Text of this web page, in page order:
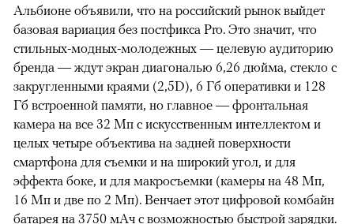
00:00 / 00:00
Альбионе объявили, что на российский рынок выйдет
базовая вариация без постфикса Pro. Это значит, что
стильных-модных-молодежных — целевую аудиторию
бренда — ждут экран диагональю 6,26 дюйма, стекло с
закругленными краями (2,5D), 6 Гб оперативки и 128
Гб встроенной памяти, но главное — фронтальная
камера на все 32 Мп с искусственным интеллектом и
целых четыре объектива на задней поверхности
смартфона для съемки и на широкий угол, и для
эффекта боке, и для макросъемки (камеры на 48 Мп,
16 Мп и две по 2 Мп). Венчает этот цифровой комбайн
батарея на 3750 мАч с возможностью быстрой зарядки.